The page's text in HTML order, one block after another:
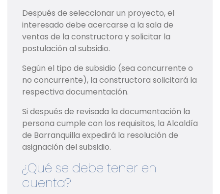
Después de seleccionar un proyecto, el
interesado debe acercarse a la sala de
ventas de la constructora y solicitar la
postulación al subsidio.
Según el tipo de subsidio (sea concurrente o
no concurrente), la constructora solicitará la
respectiva documentación.
Si después de revisada la documentación la
persona cumple con los requisitos, la Alcaldía
de Barranquilla expedirá la resolución de
asignación del subsidio.
¿Qué se debe tener en
cuenta?